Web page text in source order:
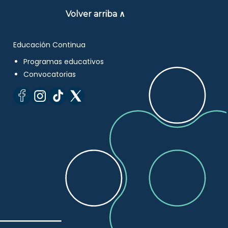
Volver arriba ∧
Educación Continua
Programas educativos
Convocatorias